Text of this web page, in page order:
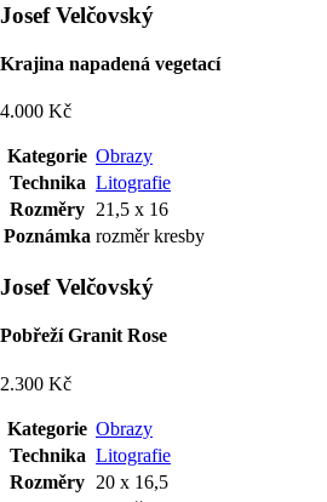
Josef Velčovský
Krajina napadená vegetací
4.000 Kč
Kategorie Obrazy
Technika Litografie
Rozměry 21,5 x 16
Poznámka rozměr kresby
Josef Velčovský
Pobřeží Granit Rose
2.300 Kč
Kategorie Obrazy
Technika Litografie
Rozměry 20 x 16,5